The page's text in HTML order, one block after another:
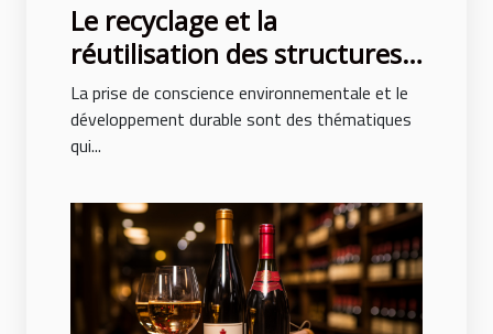
Le recyclage et la
réutilisation des structures
gonflables après des
événements
La prise de conscience environnementale et le
développement durable sont des thématiques
qui...